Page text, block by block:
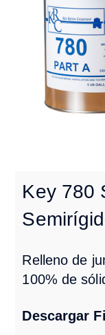
Key 780
Relleno de
100% de
Descargar